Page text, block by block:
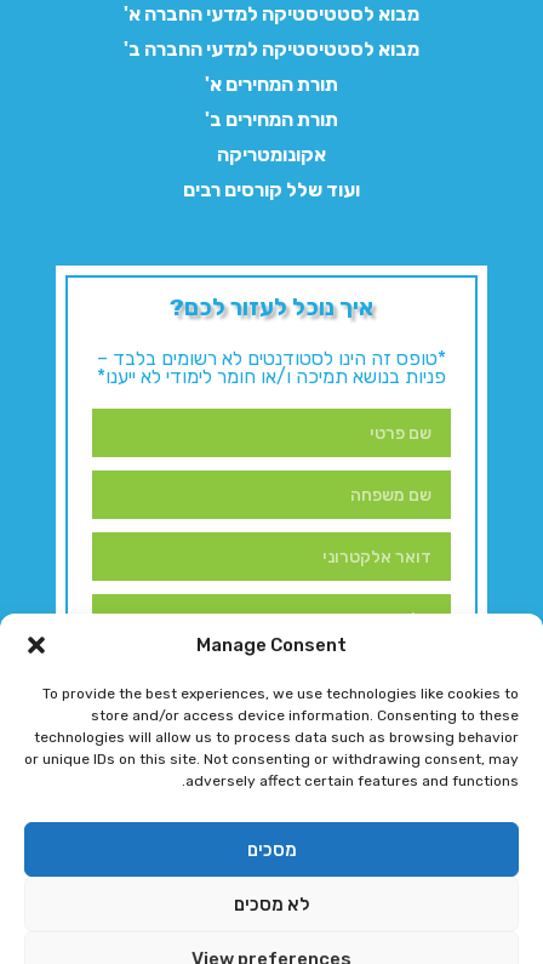
Manage Consent
To provide the best experiences, we use technologies like cookies to
store and/or access device information. Consenting to these
technologies will allow us to process data such as browsing behavior
or unique IDs on this site. Not consenting or withdrawing consent, may
adversely affect certain features and functions.
מסכים
לא מסכים
View preferences
מבוא לסטטיסטיקה למדעי החברה א'
מבוא לסטטיסטיקה למדעי החברה ב'
תורת המחירים א'
תורת המחירים ב'
אקונומטריקה
ועוד שלל קורסים רבים
איך נוכל לעזור לכם?
*טופס זה הינו לסטודנטים לא רשומים בלבד –
פניות בנושא תמיכה ו/או חומר לימודי לא ייענו*